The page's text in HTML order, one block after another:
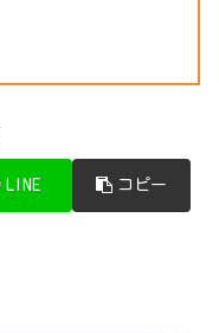
LINE コピー